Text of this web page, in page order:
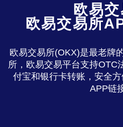
欧易
欧易交易所
欧易交易所(OKX)是最老牌
所，欧易交易平台支持OTC
付宝和银行卡转账，安全
APP链